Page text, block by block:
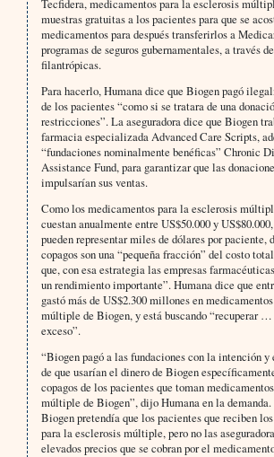
Tecfidera, medicamentos para la esclerosis
muestras gratuitas a los pacientes para que se
medicamentos para después transferirlos a
programas de seguros gubernamentales, a través
filantrópicas.
Para hacerlo, Humana dice que Biogen pagó
de los pacientes “como si se tratara de una
restricciones”. La aseguradora dice que Biogen
farmacia especializada Advanced Care Scripts,
“fundaciones nominalmente benéficas” Chronic
Assistance Fund, para garantizar que las
impulsarían sus ventas.
Como los medicamentos para la esclerosis
cuestan anualmente entre US$50.000 y
pueden representar miles de dólares por paciente,
copagos son una “pequeña fracción” del costo
que, con esa estrategia las empresas
un rendimiento importante”. Humana dice que
gastó más de US$2.300 millones en
múltiple de Biogen, y está buscando “recuperar …
exceso”.
“Biogen pagó a las fundaciones con la intención
de que usarían el dinero de Biogen
copagos de los pacientes que toman
múltiple de Biogen”, dijo Humana en la
Biogen pretendía que los pacientes que reciben
para la esclerosis múltiple, pero no las
elevados precios que se cobran por el